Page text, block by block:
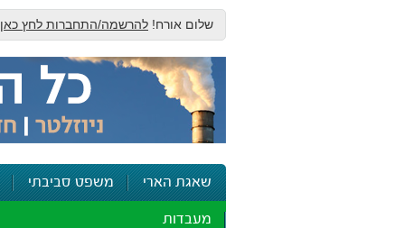
שלום אורח! להרשמה/התחברות לחץ כאן
שאגת הארי משפט סביבתי
מעבדות